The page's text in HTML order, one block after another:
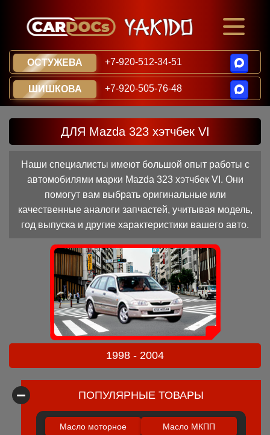
ОСТУЖЕВА +7-920-512-34-51
ШИШКОВА +7-920-505-76-48
ДЛЯ Mazda 323 хэтчбек VI
Наши специалисты имеют большой опыт работы с
автомобилями марки Mazda 323 хэтчбек VI. Они
помогут вам выбрать оригинальные или
качественные аналоги запчастей, учитывая модель,
год выпуска и другие характеристики вашего авто.
1998 - 2004
ПОПУЛЯРНЫЕ ТОВАРЫ
Масло моторное Масло МКПП